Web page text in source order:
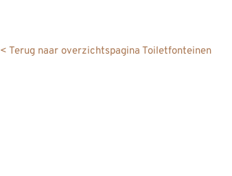
< Terug naar overzichtspagina Toiletfonteinen